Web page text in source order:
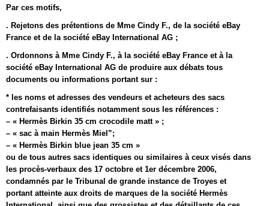
Par ces motifs,
. Rejetons des prétentions de Mme Cindy F., de la société eBay
France et de la société eBay International AG ;
. Ordonnons à Mme Cindy F., à la société eBay France et à la
société eBay International AG de produire aux débats tous
documents ou informations portant sur :
* les noms et adresses des vendeurs et acheteurs des sacs
contrefaisants identifiés notamment sous les références :
– « Hermès Birkin 35 cm crocodile matt » ;
– « sac à main Hermès Miel”;
– « Hermès Birkin blue jean 35 cm »
ou de tous autres sacs identiques ou similaires à ceux visés dans
les procès-verbaux des 17 octobre et 1er décembre 2006,
condamnés par le Tribunal de grande instance de Troyes et
portant atteinte aux droits de marques de la société Hermès